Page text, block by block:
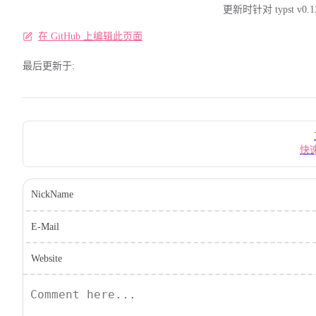
更新时针对 typst
在 GitHub 上编辑此页面
最后更新于:
Pager
快
NickName
E-Mail
Website